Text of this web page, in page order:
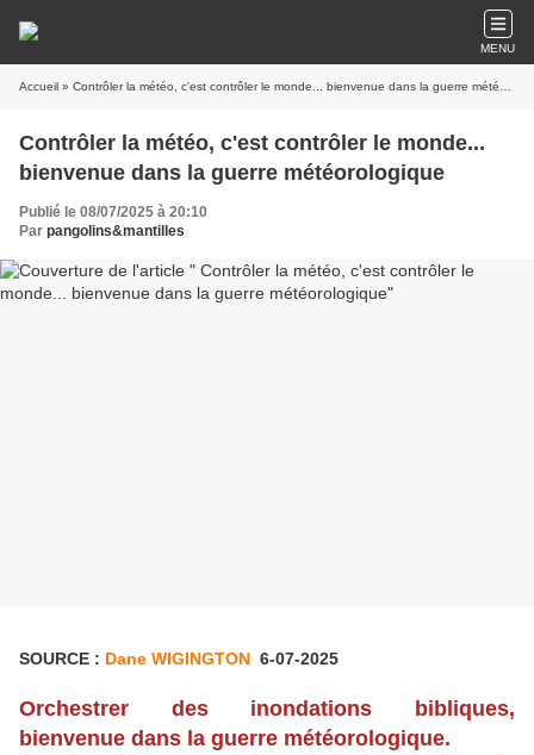
MENU
Accueil » Contrôler la météo, c'est contrôler le monde... bienvenue dans la guerre météorologique
Contrôler la météo, c'est contrôler le monde...
bienvenue dans la guerre météorologique
Publié le 08/07/2025 à 20:10
Par pangolins&mantilles
SOURCE : Dane WIGINGTON 6-07-2025
Orchestrer des inondations bibliques,
bienvenue dans la guerre météorologique.